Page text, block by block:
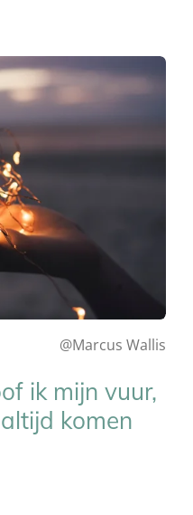
@Marcus Wallis
ik mijn vuur,
komen